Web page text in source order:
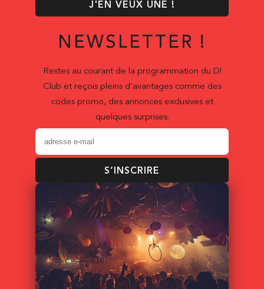
J'EN VEUX UNE !
NEWSLETTER !
Restes au courant de la programmation du D!
Club et reçois pleins d’avantages comme des
codes promo, des annonces exclusives et
quelques surprises.
S’INSCRIRE